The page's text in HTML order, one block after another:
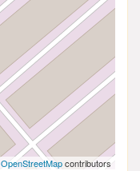
OpenStreetMapcontributors